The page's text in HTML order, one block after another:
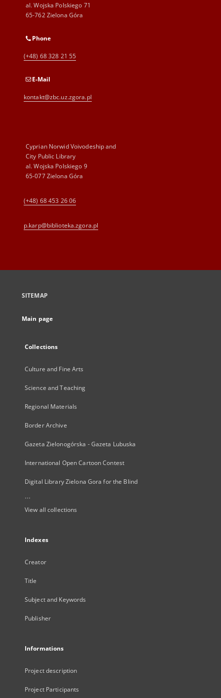
al. Wojska Polskiego 71
65-762 Zielona Góra
Phone
(+48) 68 328 21 55
E-Mail
kontakt@zbc.uz.zgora.pl
Cyprian Norwid Voivodeship and
City Public Library
al. Wojska Polskiego 9
65-077 Zielona Góra
(+48) 68 453 26 06
p.karp@biblioteka.zgora.pl
SITEMAP
Main page
Collections
Culture and Fine Arts
Science and Teaching
Regional Materials
Border Archive
Gazeta Zielonogórska - Gazeta Lubuska
International Open Cartoon Contest
Digital Library Zielona Gora for the Blind
...
View all collections
Indexes
Creator
Title
Subject and Keywords
Publisher
Informations
Project description
Project Participants